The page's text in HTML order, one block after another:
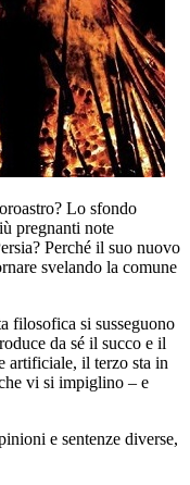
Lo sfondo
pregnanti note
Perché il suo nuovo
svelando la comune
filosofica si susseguono
da sé il succo e il
artificiale, il terzo sta in
vi si impiglino – e
e sentenze diverse,